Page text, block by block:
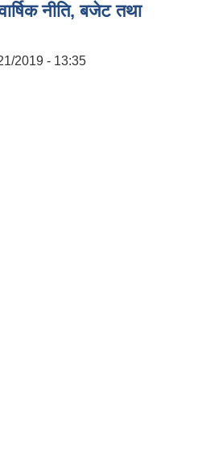
नीति, बजेट तथा
2019 - 13:35